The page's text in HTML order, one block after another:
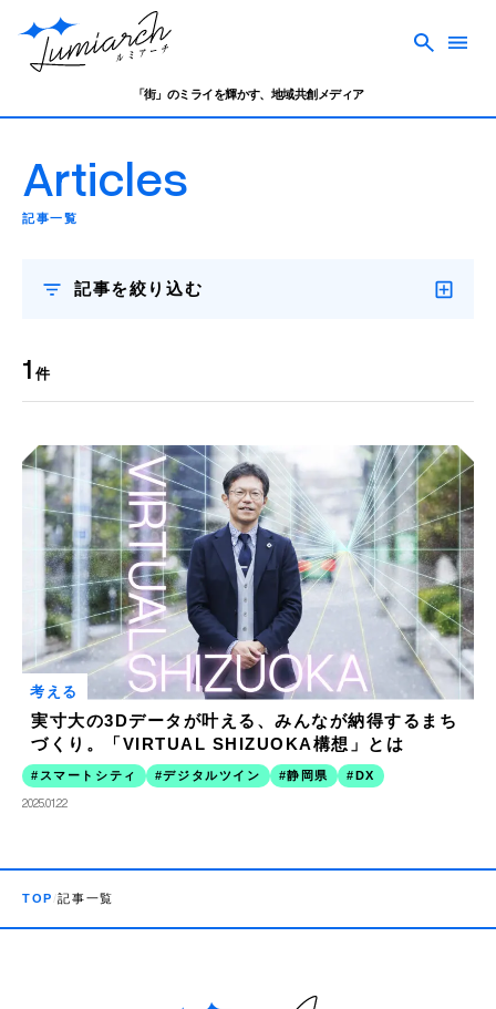
「街」のミライを輝かす、地域共創メディア
Articles
記事一覧
記事を絞り込む
1 件
考える
実寸大の3Dデータが叶える、みんなが納得するまち
づくり。「VIRTUAL SHIZUOKA構想」とは
スマートシティ デジタルツイン 静岡県 DX
2025.01.22
TOP 記事一覧